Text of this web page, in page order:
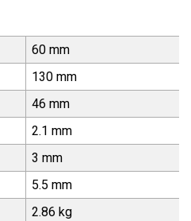
60 mm
130 mm
46 mm
2.1 mm
3 mm
5.5 mm
2.86 kg